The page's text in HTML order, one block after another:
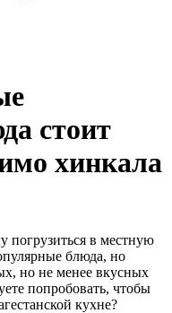
стоит
хинкала
погрузиться в местную
блюда, но
но не менее вкусных
попробовать, чтобы
кухне?